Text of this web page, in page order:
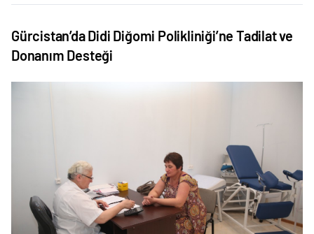
Gürcistan’da Didi Diğomi Polikliniği’ne Tadilat ve
Donanım Desteği